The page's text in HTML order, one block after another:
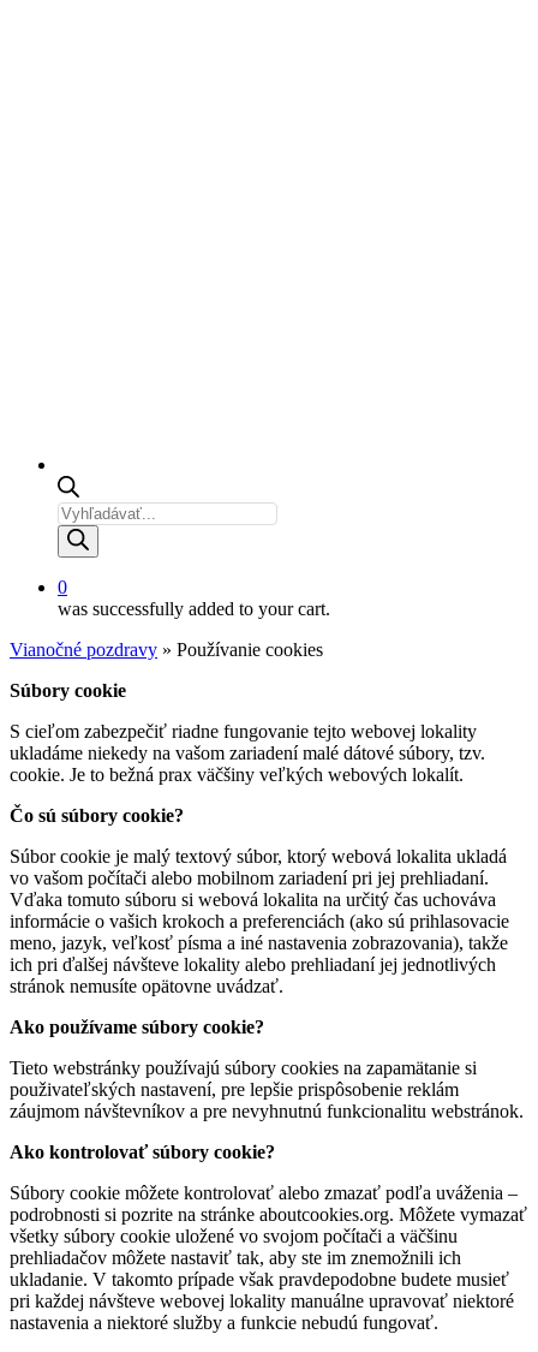
Products
search
0
was successfully added to your cart.
Vianočné pozdravy » Používanie cookies
Súbory cookie
S cieľom zabezpečiť riadne fungovanie tejto webovej lokality
ukladáme niekedy na vašom zariadení malé dátové súbory, tzv.
cookie. Je to bežná prax väčšiny veľkých webových lokalít.
Čo sú súbory cookie?
Súbor cookie je malý textový súbor, ktorý webová lokalita ukladá
vo vašom počítači alebo mobilnom zariadení pri jej prehliadaní.
Vďaka tomuto súboru si webová lokalita na určitý čas uchováva
informácie o vašich krokoch a preferenciách (ako sú prihlasovacie
meno, jazyk, veľkosť písma a iné nastavenia zobrazovania), takže
ich pri ďalšej návšteve lokality alebo prehliadaní jej jednotlivých
stránok nemusíte opätovne uvádzať.
Ako používame súbory cookie?
Tieto webstránky používajú súbory cookies na zapamätanie si
použivateľských nastavení, pre lepšie prispôsobenie reklám
záujmom návštevníkov a pre nevyhnutnú funkcionalitu webstránok.
Ako kontrolovať súbory cookie?
Súbory cookie môžete kontrolovať alebo zmazať podľa uváženia –
podrobnosti si pozrite na stránke aboutcookies.org. Môžete vymazať
všetky súbory cookie uložené vo svojom počítači a väčšinu
prehliadačov môžete nastaviť tak, aby ste im znemožnili ich
ukladanie. V takomto prípade však pravdepodobne budete musieť
pri každej návšteve webovej lokality manuálne upravovať niektoré
nastavenia a niektoré služby a funkcie nebudú fungovať.